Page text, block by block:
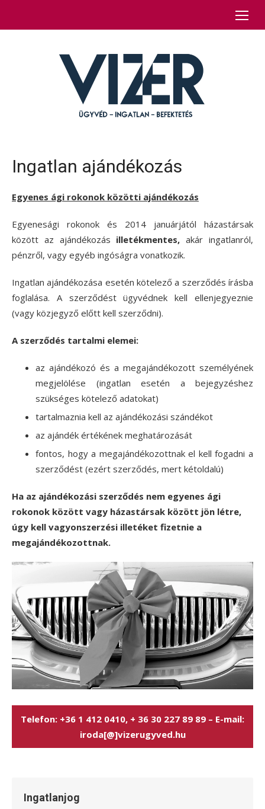
Ingatlan ajándékozás
Egyenes ági rokonok közötti ajándékozás
Egyenesági rokonok és 2014 januárjától házastársak
között az ajándékozás illetékmentes,akár ingatlanról,
pénzről, vagy egyéb ingóságra vonatkozik.
Ingatlan ajándékozása esetén kötelező a szerződés írásba
foglalása. A szerződést ügyvédnek kell ellenjegyeznie
(vagy közjegyző előtt kell szerződni).
A szerződés tartalmi elemei:
az ajándékozó és a megajándékozott személyének
megjelölése (ingatlan esetén a bejegyzéshez
szükséges kötelező adatokat)
tartalmaznia kell az ajándékozási szándékot
az ajándék értékének meghatározását
fontos, hogy a megajándékozottnak el kell fogadni a
szerződést (ezért szerződés, mert kétoldalú)
Ha az ajándékozási szerződés nem egyenes ági
rokonok között vagy házastársak között jön létre,
úgy kell vagyonszerzési illetéket fizetnie a
megajándékozottnak.
Telefon: +36 1 412 0410, + 36 30 227 89 89 – E-mail:
iroda[@]vizerugyved.hu
Ingatlanjog